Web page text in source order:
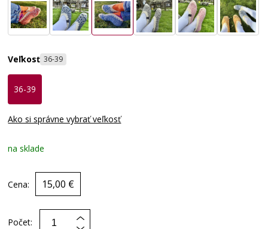
Veľkosť 36-39
36-39
Ako si správne vybrať veľkosť
na sklade
Cena: 15,00 €
Počet: